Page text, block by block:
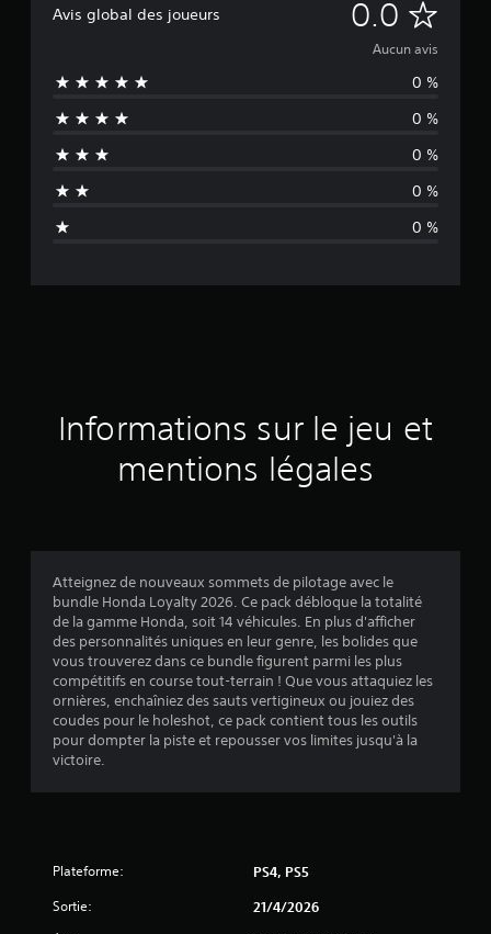
Avis global des joueurs 0.0 A
u
c
u
a
i
Aucun avis
0 %
0 %
0 %
0 %
0 %
Informations sur le jeu et
mentions légales
Atteignez de nouveaux sommets de pilotage avec le
bundle Honda Loyalty 2026. Ce pack débloque la totalité
de la gamme Honda, soit 14 véhicules. En plus d'afficher
des personnalités uniques en leur genre, les bolides que
vous trouverez dans ce bundle figurent parmi les plus
compétitifs en course tout-terrain ! Que vous attaquiez les
ornières, enchaîniez des sauts vertigineux ou jouiez des
coudes pour le holeshot, ce pack contient tous les outils
pour dompter la piste et repousser vos limites jusqu'à la
victoire.
Plateforme: PS4, PS5
Sortie: 21/4/2026